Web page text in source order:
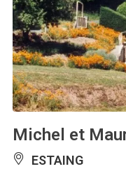
Michel et
ESTAING